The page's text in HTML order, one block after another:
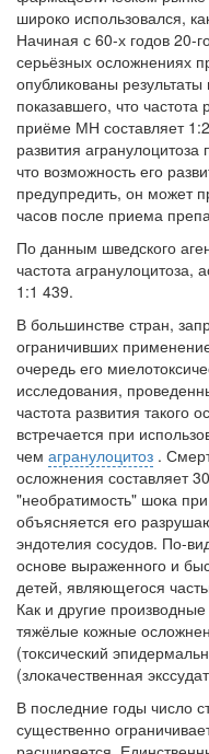
широко использовался,
Начиная с 60-х годов 20-
серьёзных осложнениях
опубликованы
показавшего, что частота
приёме МН составляет
развития
что возможность его
предупредить, он может
часов после приема
По данным шведского
частота агранулоцитоза,
1:1 439.
В большинстве стран,
ограничивших
очередь его
исследования,
частота развития такого
встречается при
чем агранулоцитоз .
осложнения составляет
"необратимость" шока
объясняется его
эндотелия сосудов. По-
основе выраженного и
детей, являющегося
Как и другие
тяжёлые кожные
(токсический
(злокачественная
В последние годы число
существенно